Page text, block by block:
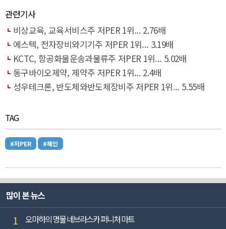
관련기사
비상교육, 교육서비스주 저PER 1위... 2.76배
에스텍, 전자장비와기기주 저PER 1위... 3.19배
KCTC, 항공화물운송과물류주 저PER 1위... 5.02배
동구바이오제약, 제약주 저PER 1위... 2.4배
성우테크론, 반도체와반도체장비주 저PER 1위... 5.55배
TAG
#저PER #혜인
많이 본 뉴스
1 오마하의 명물 네브라스카 퍼니처 마트